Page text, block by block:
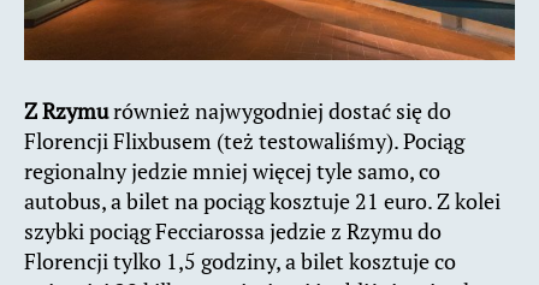
Z Rzymurównież najwygodniej dostać się do
Florencji Flixbusem (też testowaliśmy). Pociąg
regionalny jedzie mniej więcej tyle samo, co
autobus, a bilet na pociąg kosztuje 21 euro. Z kolei
szybki pociąg Fecciarossa jedzie z Rzymu do
Florencji tylko 1,5 godziny, a bilet kosztuje co